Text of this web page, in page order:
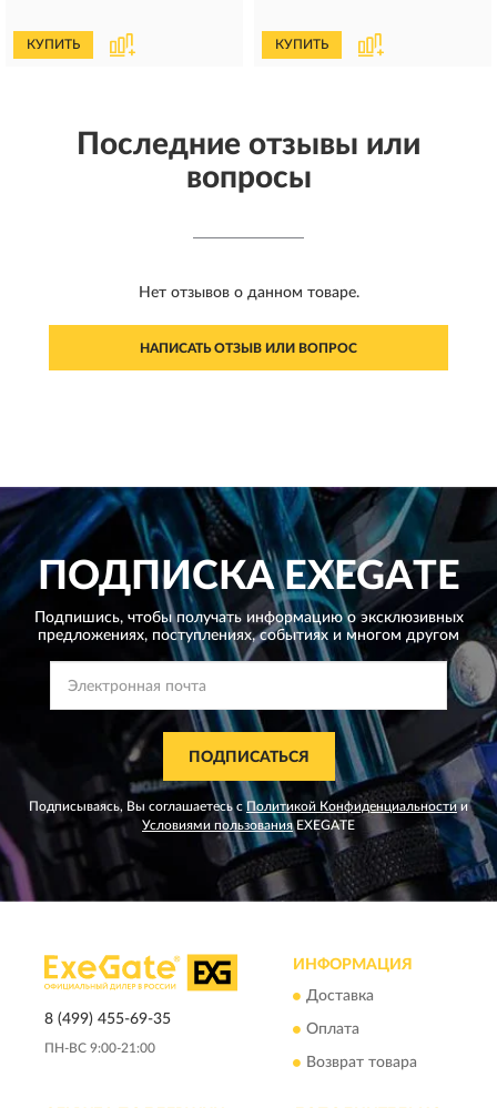
КУПИТЬ КУПИТЬ
Последние отзывы или
вопросы
Нет отзывов о данном товаре.
НАПИСАТЬ ОТЗЫВ ИЛИ ВОПРОС
ПОДПИСКАEXEGATE
Подпишись, чтобы получать информацию о эксклюзивных
предложениях, поступлениях, событиях и многом другом
ПОДПИСАТЬСЯ
Подписываясь, Вы соглашаетесь сПолитикой Конфиденциальности и
Условиями пользованияEXEGATE
8 (499) 455-69-35
ПН-ВС 9:00-21:00
ИНФОРМАЦИЯ
Доставка
Оплата
Возврат товара